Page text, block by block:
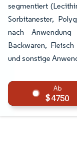
segmentiert
Sorbitanester,
nach Anwendung
Backwaren,
und sonstige
4750